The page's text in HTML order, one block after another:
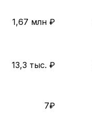
1,67 млн ₽
13,3 тыс. ₽
7₽